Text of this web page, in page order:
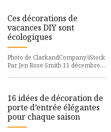
Ces décorations de
vacances DIY sont
écologiques
Photo de ClarkandCompany/iStock
Par Jen Rose Smith 11 décembre
16 idées de décoration de
porte d’entrée élégantes
pour chaque saison